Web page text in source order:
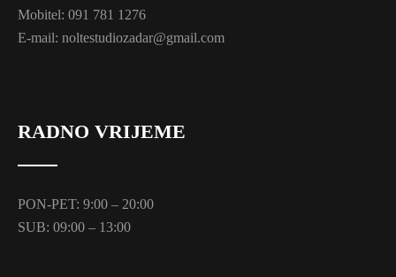
Mobitel: 091 781 1276
E-mail: noltestudiozadar@gmail.com
RADNO VRIJEME
PON-PET: 9:00 – 20:00
SUB: 09:00 – 13:00